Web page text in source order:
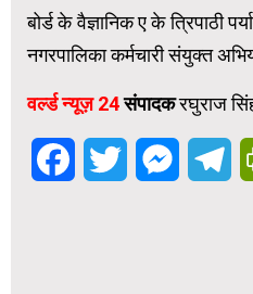
बोर्ड के वैज्ञानिक ए के त्रिपाठी
नगरपालिका कर्मचारी संयुक्त
वर्ल्ड न्यूज़ 24संपादकरघुराज सिंह
FacebookTwitter